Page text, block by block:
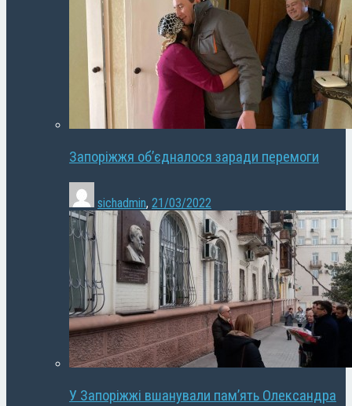
Запоріжжя об’єдналося заради перемоги
sichadmin, 21/03/2022
У Запоріжжі вшанували пам’ять Олександра